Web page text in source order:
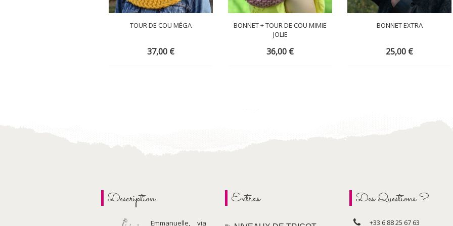
TOUR DE COU MÉGA
37,00 €
BONNET + TOUR DE COU MIMIE
JOLIE
36,00 €
BONNET EXTRA
25,00 €
Description
Emmanuelle, via
Extras Des Questions ?
+33 6 88 25 67 63